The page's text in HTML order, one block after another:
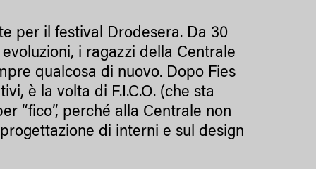
per il festival Drodesera. Da 30
i ragazzi della Centrale
qualcosa di nuovo. Dopo Fies
è la volta di F.I.C.O. (che sta
“fico”, perché alla Centrale non
di interni e sul design